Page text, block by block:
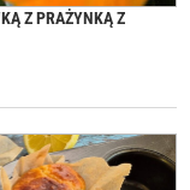
Z PRAŻYNKĄ Z